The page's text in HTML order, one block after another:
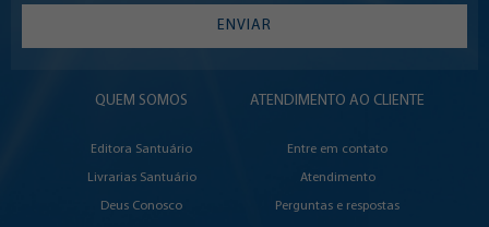
ENVIAR
QUEM SOMOS
Editora Santuário
Livrarias Santuário
Deus Conosco
ATENDIMENTO AO CLIENTE
Entre em contato
Atendimento
Perguntas e respostas